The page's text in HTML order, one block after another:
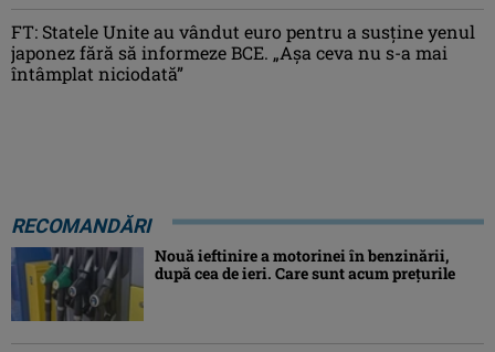
FT: Statele Unite au vândut euro pentru a susține yenul
japonez fără să informeze BCE. „Așa ceva nu s-a mai
întâmplat niciodată”
RECOMANDĂRI
Nouă ieftinire a motorinei în benzinării,
după cea de ieri. Care sunt acum prețurile